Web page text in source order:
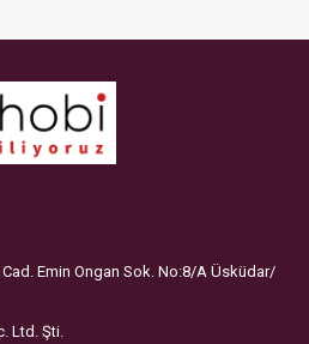
Emin Ongan Sok. No:8/A Üsküdar/
Ltd. Şti.